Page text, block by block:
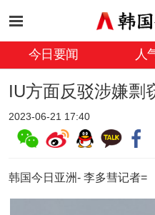
今日要闻 人
IU方面反驳涉嫌剽
2023-06-21 17:40
韩国今日亚洲- 李多彗记者=